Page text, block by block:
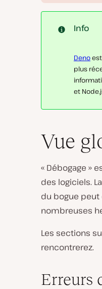
Info
Deno
plus
et
Vue
« Débogage »
des logiciels.
du bogue
nombreuses
Les sections
rencontrerez.
Erreurs